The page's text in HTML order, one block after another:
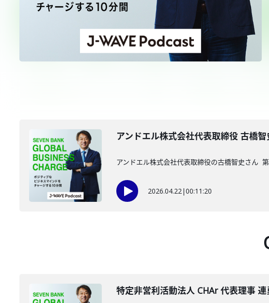
アンドエル株式会社代表取締役 古橋
アンドエル株式会社代表取締役の古橋智史さん 第
2026.04.22|00:11:20
特定非営利活動法人 CHAr 代表理事